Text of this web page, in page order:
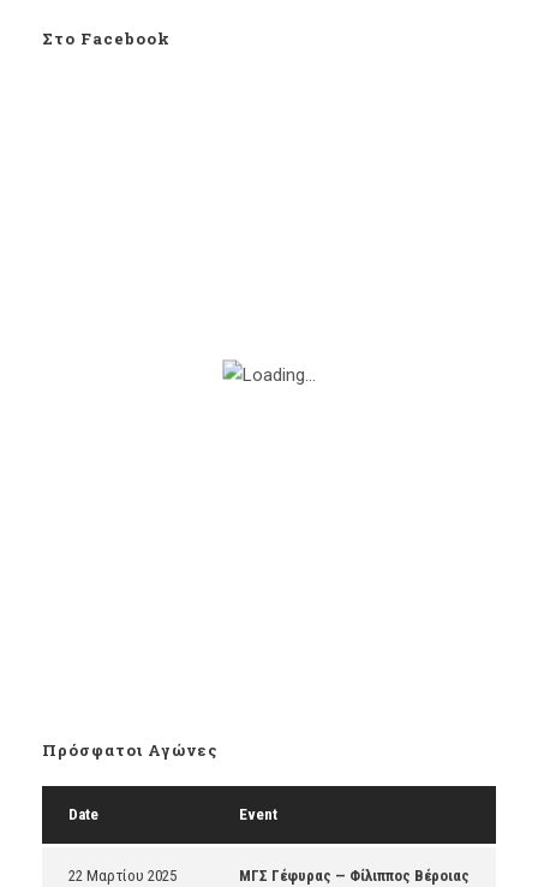
Στο Facebook
Πρόσφατοι Αγώνες
Date Event
22 Μαρτίου 2025 ΜΓΣ Γέφυρας — Φίλιππος Βέροιας